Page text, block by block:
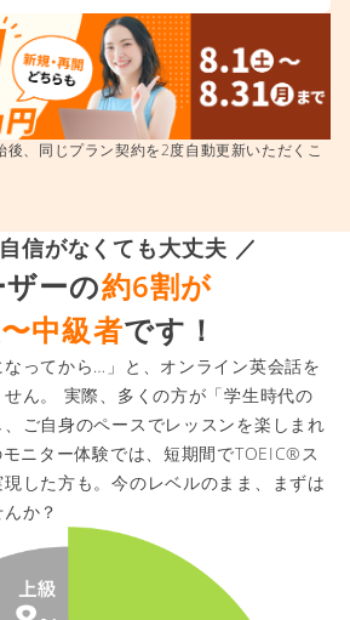
、同じプラン契約を2度自動更新いただくこ
信がなくても大丈夫 ／
ーの約6割が
中級者です！
なってから…」と、オンライン英会話を
ん。 実際、多くの方が「学生時代の
ご自身のペースでレッスンを楽しまれ
ニター体験では、短期間でTOEIC®ス
した方も。今のレベルのまま、まずは
か？